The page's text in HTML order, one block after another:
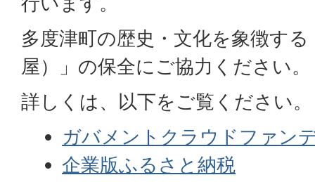
多度津町の歴史・文化を象徴す
屋）」の保全にご協力ください。
詳しくは、以下をご覧ください。
ガバメントクラウドファン
企業版ふるさと納税